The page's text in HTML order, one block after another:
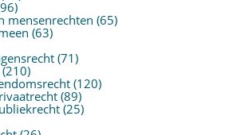
mensenrechten (65)
(63)
(71)
(120)
(89)
(25)